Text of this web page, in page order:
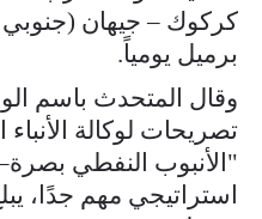
برميل يومياً.
وقال المتحدث باسم
تصريحات لوكالة الأنباء
"الأنبوب النفطي